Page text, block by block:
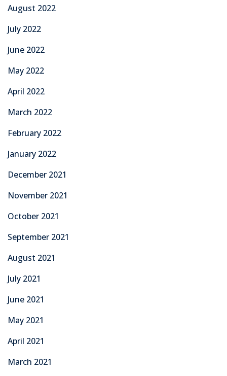
August 2022
July 2022
June 2022
May 2022
April 2022
March 2022
February 2022
January 2022
December 2021
November 2021
October 2021
September 2021
August 2021
July 2021
June 2021
May 2021
April 2021
March 2021